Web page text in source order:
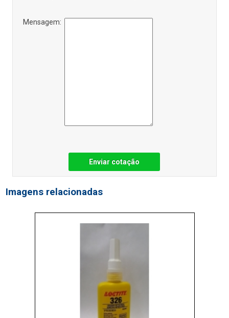
Mensagem:
Enviar cotação
Imagens relacionadas